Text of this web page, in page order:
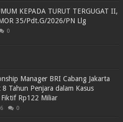
KEPADA TURUT TERGUGAT II,
35/Pdt.G/2026/PN Llg
0
Manager BRI Cabang Jakarta
Tahun Penjara dalam Kasus
Rp122 Miliar
0